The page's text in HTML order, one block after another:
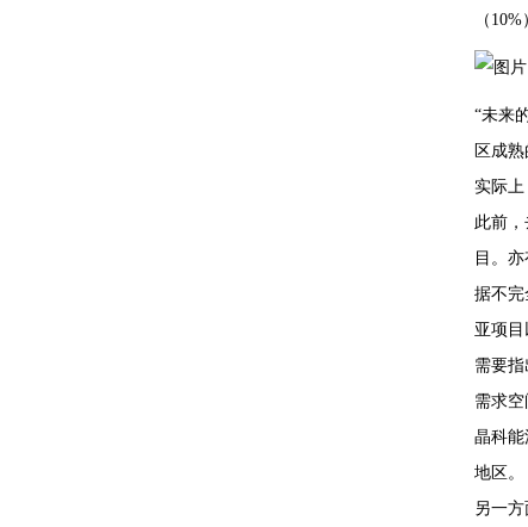
（
“未来
区成
实际上
此前
目。
据不完
亚项目
需要
需求空
晶科
地区。
另一